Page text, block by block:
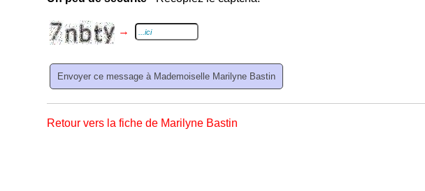
→
Retour vers la fiche de Marilyne Bastin